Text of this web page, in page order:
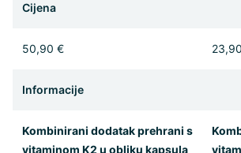
Cijena
50,90 €
Informacije
Kombinirani dodatak prehrani s
vitaminom K2 u obliku kapsula